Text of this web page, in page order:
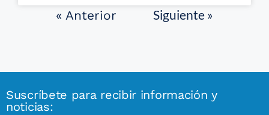
« Anterior Siguiente »
Suscríbete para recibir información y
noticias: